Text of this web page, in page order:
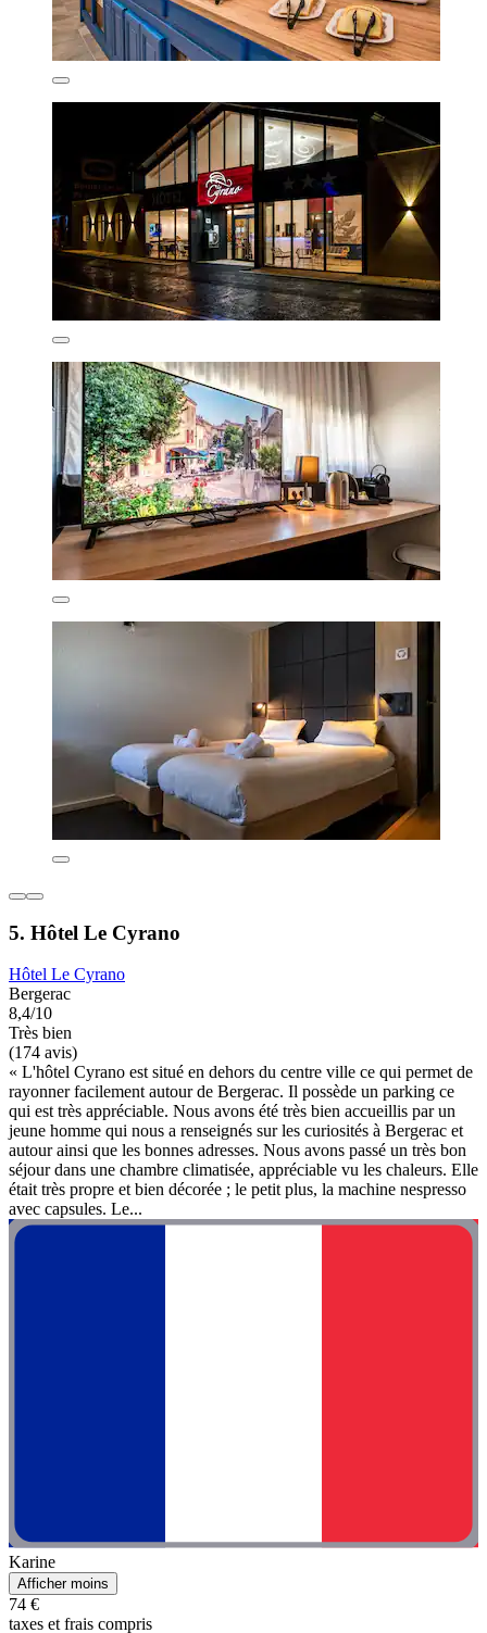
5. Hôtel Le Cyrano
Hôtel Le Cyrano
Bergerac
8,4/10
Très bien
(174 avis)
« L'hôtel Cyrano est situé en dehors du centre ville ce qui permet de
rayonner facilement autour de Bergerac. Il possède un parking ce
qui est très appréciable. Nous avons été très bien accueillis par un
jeune homme qui nous a renseignés sur les curiosités à Bergerac et
autour ainsi que les bonnes adresses. Nous avons passé un très bon
séjour dans une chambre climatisée, appréciable vu les chaleurs. Elle
était très propre et bien décorée ; le petit plus, la machine nespresso
avec capsules. Le...
Karine
Afficher moins
74 €
taxes et frais compris